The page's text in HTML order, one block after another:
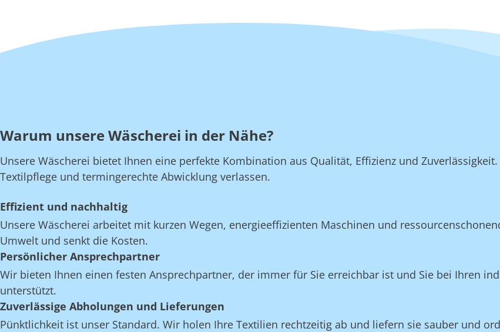
Warum unsere Wäscherei in der Nähe?
Unsere Wäscherei bietet Ihnen eine perfekte Kombination aus Qualität, Effizienz und
Textilpflege und termingerechte Abwicklung verlassen.
Effizient und nachhaltig
Unsere Wäscherei arbeitet mit kurzen Wegen, energieeffizienten Maschinen und
Umwelt und senkt die Kosten.
Persönlicher Ansprechpartner
Wir bieten Ihnen einen festen Ansprechpartner, der immer für Sie erreichbar ist und Sie bei Ihren
unterstützt.
Zuverlässige Abholungen und Lieferungen
Pünktlichkeit ist unser Standard. Wir holen Ihre Textilien rechtzeitig ab und liefern sie sauber und